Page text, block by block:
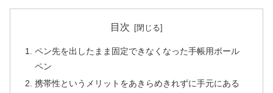
目次
ペン先を出したまま固定できなくなった手帳用ボール
ペン
携帯性というメリットをあきらめきれずに手元にある